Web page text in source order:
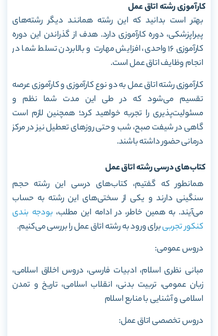
کار‌آموزی رشته اتاق عمل
بهتر است بدانید که این رشته همانند دیگر رشته‌های
پیراپزشکی، دوره کارآموزی دارد. هدف از گذراندن این دوره
کارآموزی ۱۶ واحدی، افزایش مهارت‌ و بالابردن تسلط شما در
انجام وظایف اتاق عمل است.
کار‌آموزی رشته اتاق عمل به دو نوع کار‌آموزی و کارآموزی عرصه
تقسیم می‌شود که در طی این مدت شما نظم و
مسئولیت‌پذیری را تجربه خواهید کرد؛ همچنین لازم است
گاهی در شیفت صبح، شب و حتی روز‌های تعطیل نیز در مرکز
درمانی حضور داشته باشند.
کتاب‌های درسی رشته اتاق عمل
همانطور که گفتیم، کتاب‌های درسی این رشته حجم
سنگینی دارند و یکی از سختی‌های این رشته به حساب
می‌آیند. به همین خاطر، در ادامه این مطلب، بودجه بندی
کنکور تجربیبرای ورود به رشته اتاق عمل را بررسی می‌کنیم.
دروس عمومی:
مبانی نظری اسلام، ادبیات فارسی، دروس اخلاق اسلامی،
زبان عمومی، تربیت بدنی، انقلاب اسلامی، تاریخ و تمدن
اسلامی و آشنایی با منابع اسلام
دروس تخصصی اتاق عمل: